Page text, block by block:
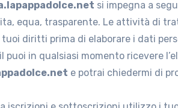
si impegna a
equa, trasparente. Le attività di
tuoi diritti prima di elaborare i dati
puoi in qualsiasi momento ricevere
e potrai chiedermi di